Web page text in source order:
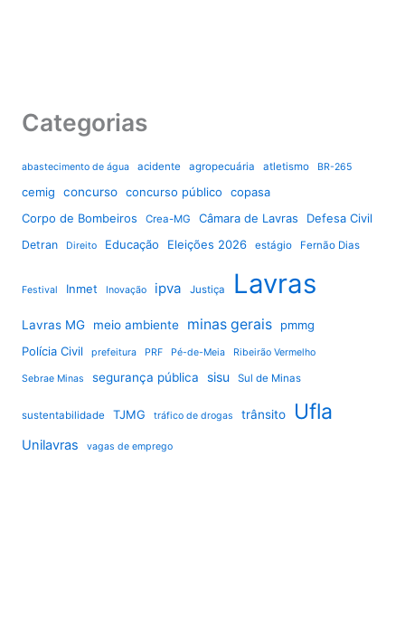
Categorias
abastecimento de água acidente agropecuária atletismo BR-265
cemig concurso concurso público
copasa
Corpo de Bombeiros
Crea-MG Câmara de Lavras Defesa Civil
Detran Direito Educação Eleições 2026 estágio Fernão Dias
Festival Inmet Inovação ipva Justiça Lavras
Lavras MG meio ambiente minas gerais
pmmg
Polícia Civil
prefeitura PRF Pé-de-Meia Ribeirão Vermelho
Sebrae Minas segurança pública sisu Sul de Minas
sustentabilidade TJMG tráfico de drogas trânsito Ufla
Unilavras vagas de emprego